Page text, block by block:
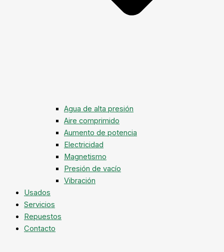
Agua de alta presión
Aire comprimido
Aumento de potencia
Electricidad
Magnetismo
Presión de vacío
Vibración
Usados
Servicios
Repuestos
Contacto